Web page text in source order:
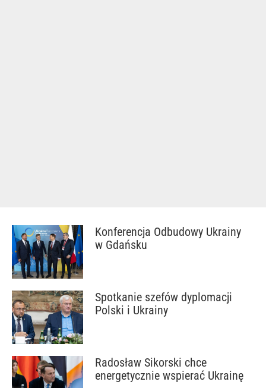
Konferencja Odbudowy Ukrainy
w Gdańsku
Spotkanie szefów dyplomacji
Polski i Ukrainy
Radosław Sikorski chce
energetycznie wspierać Ukrainę